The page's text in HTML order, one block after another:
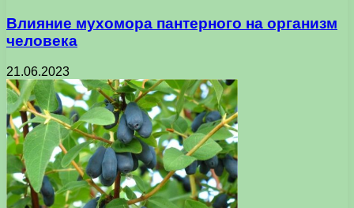
Влияние мухомора пантерного на организм
человека
21.06.2023